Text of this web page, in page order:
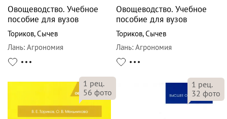
Овощеводство. Учебное
пособие для вузов
Ториков,Сычев
Лань: Агрономия
Овощеводство. Учебное
пособие для вузов
Ториков,Сычев
Лань: Агрономия
1 рец.
56 фото
1 рец.
32 фото